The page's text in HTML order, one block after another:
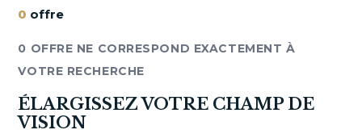
0 offre
0 OFFRE NE CORRESPOND EXACTEMENT À
VOTRE RECHERCHE
ÉLARGISSEZ VOTRE CHAMP DE
VISION